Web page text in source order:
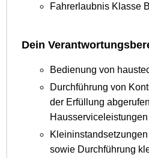
Fahrerlaubnis Klasse B
Dein
Bedienung von
Durchführung von
der Erfüllung
Hausserviceleistungen
sowie Durchführung